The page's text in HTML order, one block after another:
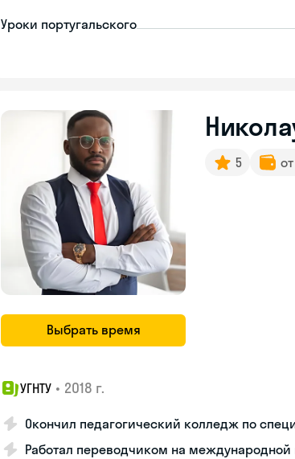
Уроки португальского
Выбрать время
5
УГНТУ • 2018 г.
Окончил педагогический колледж по
Работал переводчиком на международной